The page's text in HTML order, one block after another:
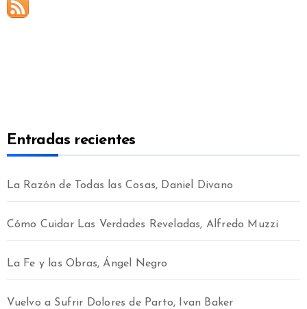
Entradas recientes
La Razón de Todas las Cosas, Daniel Divano
Cómo Cuidar Las Verdades Reveladas, Alfredo Muzzi
La Fe y las Obras, Ángel Negro
Vuelvo a Sufrir Dolores de Parto, Ivan Baker